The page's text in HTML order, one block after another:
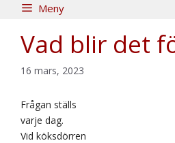
Meny
Vad blir det
16 mars, 2023
Frågan ställs
varje dag.
Vid köksdörren